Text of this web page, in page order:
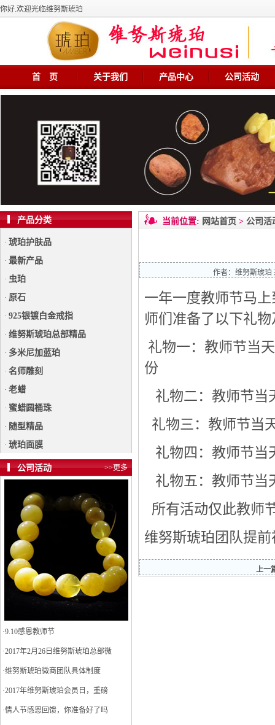
你好.欢迎光临维努斯琥珀
首 页 关于我们 产品中心 公司活动
产品分类
· 琥珀护肤品
· 最新产品
· 虫珀
· 原石
· 925银镀白金戒指
· 维努斯琥珀总部精品
· 多米尼加蓝珀
· 名师雕刻
· 老蜡
· 蜜蜡圆桶珠
· 随型精品
· 琥珀面膜
公司活动 >>更多
·9.10感恩教师节
·2017年2月26日维努斯琥珀总部微
·维努斯琥珀微商团队具体制度
·2017年维努斯琥珀会员日，重磅
·情人节感恩回馈，你准备好了吗
当前位置: 网站首页 > 公司活
作者： 维努斯琥珀
一年一度教师节马
师们准备了以下礼
礼物一：教师节当
份
礼物二：教师节当
礼物三：教师节当
礼物四：教师节当
礼物五：教师节当
所有活动仅此教师
维努斯琥珀团队提
上一